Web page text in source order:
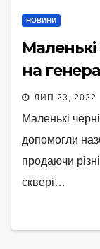
НОВИНИ
Маленькі
на
ЛИП 23, 2022
Маленькі
допомогли
продаючи
сквері…